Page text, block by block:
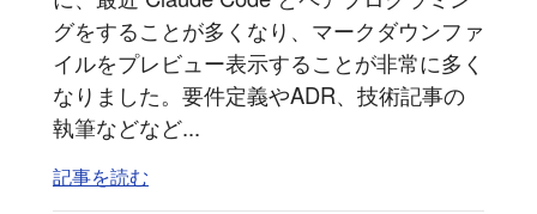
グをすることが多くなり、マークダウンファ
イルをプレビュー表示することが非常に多く
なりました。要件定義やADR、技術記事の
執筆などなど...
記事を読む